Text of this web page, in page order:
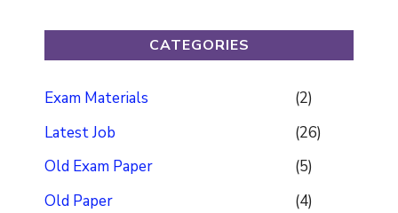
CATEGORIES
Exam Materials
(2)
Latest Job
(26)
Old Exam Paper
(5)
Old Paper
(4)